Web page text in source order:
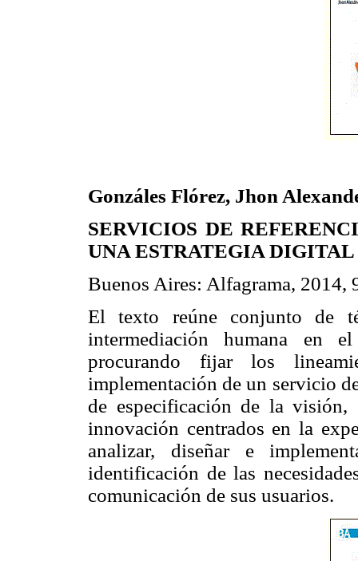
Gonzáles Flórez, Jhon
SERVICIOS DE
UNA ESTRATEGIA DIGITAL
Buenos Aires: Alfagrama, 2014,
El texto reúne conjunto de
intermediación humana en
procurando fijar los
implementación de un servicio
de especificación de la visión,
innovación centrados en la
analizar, diseñar e
identificación de las
comunicación de sus usuarios.